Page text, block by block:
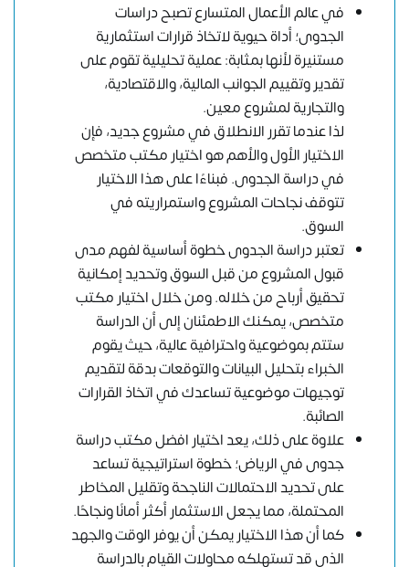
في عالم الأعمال المتسارع تصبح دراسات
الجدوى؛ أداة حيوية لاتخاذ قرارات استثمارية
مستنيرة لأنها بمثابة: عملية تحليلية تقوم على
تقدير وتقييم الجوانب المالية، والاقتصادية،
والتجارية لمشروع معين.
لذا عندما تقرر الانطلاق في مشروع جديد، فإن
الاختيار الأول والأهم هو اختيار مكتب متخصص
في دراسة الجدوى. فبناءًا على هذا الاختيار
تتوقف نجاحات المشروع واستمراريته في
السوق.
تعتبر دراسة الجدوى خطوة أساسية لفهم مدى
قبول المشروع من قبل السوق وتحديد إمكانية
تحقيق أرباح من خلاله. ومن خلال اختيار مكتب
متخصص، يمكنك الاطمئنان إلى أن الدراسة
ستتم بموضوعية واحترافية عالية، حيث يقوم
الخبراء بتحليل البيانات والتوقعات بدقة لتقديم
توجيهات موضوعية تساعدك في اتخاذ القرارات
الصائبة.
علاوة على ذلك، يعد اختيار افضل مكتب دراسة
جدوى في الرياض؛ خطوة استراتيجية تساعد
على تحديد الاحتمالات الناجحة وتقليل المخاطر
المحتملة، مما يجعل الاستثمار أكثر أمانًا ونجاحًا.
كما أن هذا الاختيار يمكن أن يوفر الوقت والجهد
الذي قد تستهلكه محاولات القيام بالدراسة